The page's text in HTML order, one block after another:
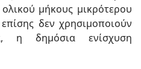
μήκους μικρότερου
δεν χρησιμοποιούν
η δημόσια ενίσχυση